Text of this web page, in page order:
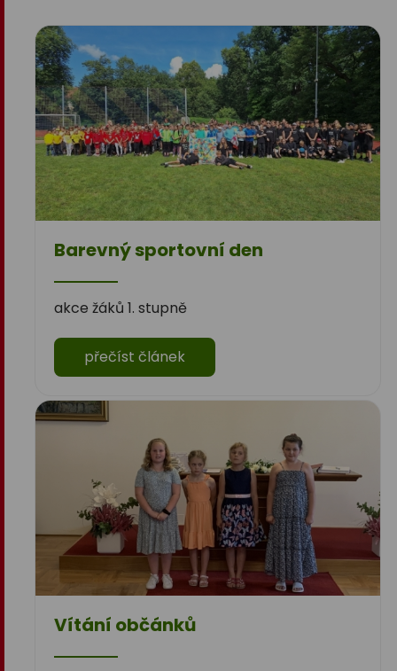
Barevný sportovní den
akce žáků 1. stupně
přečíst článek
Vítání občánků